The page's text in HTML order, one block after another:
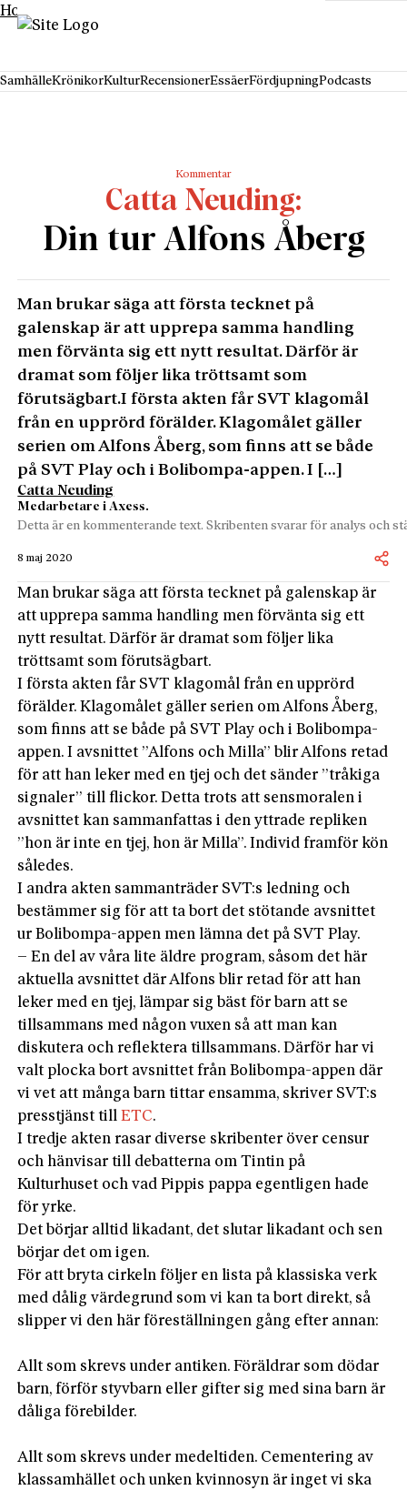
Hoppa till innehåll
SamhälleKrönikorKulturRecensionerEssäerFördjupningPodcasts
Kommentar
Catta Neuding
Din tur Alfons Åberg
Man brukar säga att första tecknet på
galenskap är att upprepa samma handling
men förvänta sig ett nytt resultat. Därför är
dramat som följer lika tröttsamt som
förutsägbart.I första akten får SVT klagomål
från en upprörd förälder. Klagomålet gäller
serien om Alfons Åberg, som finns att se både
på SVT Play och i Bolibompa-appen. I […]
Catta Neuding
Medarbetare i Axess.
Detta är en kommenterande text. Skribenten svarar för analys och
8 maj 2020
Man brukar säga att första tecknet på galenskap är
att upprepa samma handling men förvänta sig ett
nytt resultat. Därför är dramat som följer lika
tröttsamt som förutsägbart.
I första akten får SVT klagomål från en upprörd
förälder. Klagomålet gäller serien om Alfons Åberg,
som finns att se både på SVT Play och i Bolibompa-
appen. I avsnittet ”Alfons och Milla” blir Alfons retad
för att han leker med en tjej och det sänder ”tråkiga
signaler” till flickor. Detta trots att sensmoralen i
avsnittet kan sammanfattas i den yttrade repliken
”hon är inte en tjej, hon är Milla”. Individ framför kön
således.
I andra akten sammanträder SVT:s ledning och
bestämmer sig för att ta bort det stötande avsnittet
ur Bolibompa-appen men lämna det på SVT Play.
– En del av våra lite äldre program, såsom det här
aktuella avsnittet där Alfons blir retad för att han
leker med en tjej, lämpar sig bäst för barn att se
tillsammans med någon vuxen så att man kan
diskutera och reflektera tillsammans. Därför har vi
valt plocka bort avsnittet från Bolibompa-appen där
vi vet att många barn tittar ensamma, skriver SVT:s
presstjänst tillETC.
I tredje akten rasar diverse skribenter över censur
och hänvisar till debatterna om Tintin på
Kulturhuset och vad Pippis pappa egentligen hade
för yrke.
Det börjar alltid likadant, det slutar likadant och sen
börjar det om igen.
För att bryta cirkeln följer en lista på klassiska verk
med dålig värdegrund som vi kan ta bort direkt, så
slipper vi den här föreställningen gång efter annan:
Allt som skrevs under antiken. Föräldrar som dödar
barn, förför styvbarn eller gifter sig med sina barn är
dåliga förebilder.
Allt som skrevs under medeltiden. Cementering av
klassamhället och unken kvinnosyn är inget vi ska